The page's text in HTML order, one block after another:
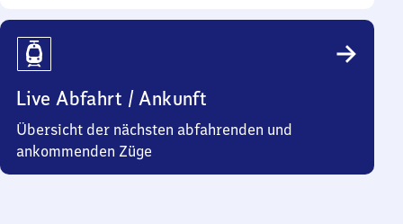
Live Abfahrt / Ankunft
Übersicht der nächsten abfahrenden und
ankommenden Züge